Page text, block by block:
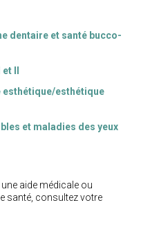
dentaire et santé bucco-
II
esthétique/esthétique
et maladies des yeux
aide médicale ou
santé, consultez votre